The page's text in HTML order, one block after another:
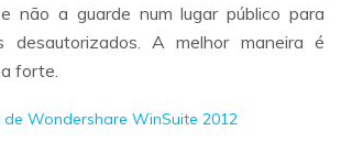
não a guarde num lugar público para
desautorizados. A melhor maneira é
forte.
Wondershare WinSuite 2012